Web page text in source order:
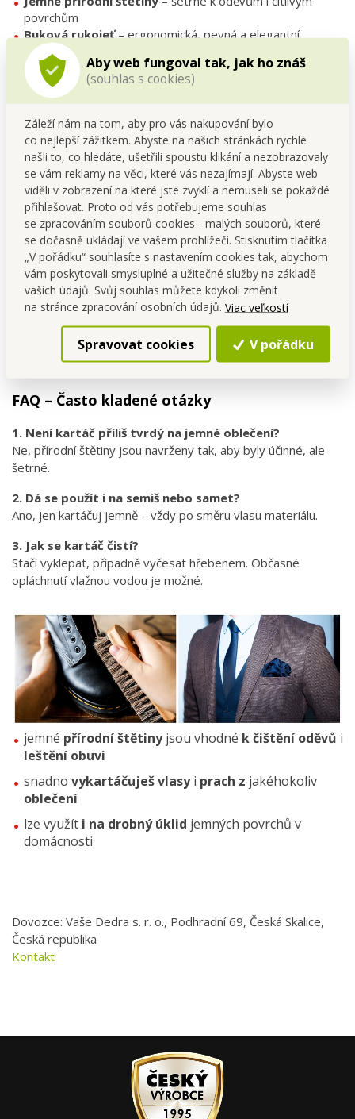
Aby web fungoval tak, jak ho znáš
(souhlas s cookies)
Záleží nám na tom, aby pro vás nakupování bylo
co nejlepší zážitkem. Abyste na našich stránkách rychle
našli to, co hledáte, ušetřili spoustu klikání a nezobrazovaly
se vám reklamy na věci, které vás nezajímají. Abyste web
viděli v zobrazení na které jste zvyklí a nemuseli se pokaždé
přihlašovat. Proto od vás potřebujeme souhlas
se zpracováním souborů cookies - malých souborů, které
se dočasně ukládají ve vašem prohlížeči. Stisknutím tlačítka
„V pořádku“ souhlasíte s nastavením cookies tak, abychom
vám poskytovali smysluplné a užitečné služby na základě
vašich údajů. Svůj souhlas můžete kdykoli změnit
na stránce zpracování osobních údajů. Viac veľkostí
Spravovat cookies V pořádku
povrchům
Buková rukojeť– ergonomická, pevná a elegantní
Univerzální využití
interiér
Ekologická alternativa– bez jednorázových náhrad
Dlouhá životnost– kvalitní přírodní materiály
Technické parametry
Materiál:bukové dřevo + přírodní štětiny
Rozměry:d 15 × š 4,5 × v 4,5 cm
Délka štětin:cca 2,5 cm
Údržba:oklepat / vyčistit hřebenem nebo opláchnout
Tipy pro použití
Navlasy a prach z kabátů, sak, kalhot či svetrů
leštění obuvi, kabelek nebo kožených doplňků
Na drobný úklidlamp, polic či dekorací s jemným
FAQ – Často kladené otázky
1. Není kartáč příliš tvrdý na jemné oblečení?
Ne, přírodní štětiny jsou navrženy tak, aby byly účinné, ale
šetrné.
2. Dá se použít i na semiš nebo samet?
Ano, jen kartáčuj jemně – vždy po směru vlasu materiálu.
3. Jak se kartáč čistí?
Stačí vyklepat, případně vyčesat hřebenem. Občasné
opláchnutí vlažnou vodou je možné.
jemné přírodní štětinyjsou vhodné k čištění oděvů i
leštění obuvi
snadno vykartáčuješ vlasyi prach z jakéhokoliv
oblečení
lze využít i na drobný úklid jemných povrchů v
domácnosti
Dovozce: Vaše Dedra s. r. o., Podhradní 69, Česká Skalice,
Česká republika
Kontakt